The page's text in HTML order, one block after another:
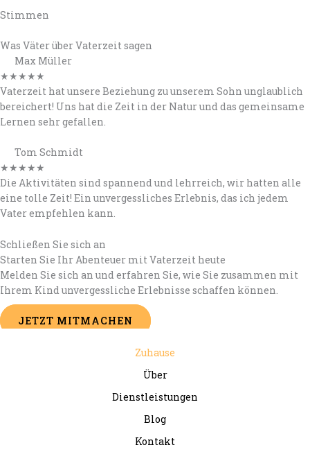
Stimmen
Was Väter über Vaterzeit sagen
Max Müller
★★★★★
Vaterzeit hat unsere Beziehung zu unserem Sohn unglaublich
bereichert! Uns hat die Zeit in der Natur und das gemeinsame
Lernen sehr gefallen.
Tom Schmidt
★★★★★
Die Aktivitäten sind spannend und lehrreich, wir hatten alle
eine tolle Zeit! Ein unvergessliches Erlebnis, das ich jedem
Vater empfehlen kann.
Schließen Sie sich an
Starten Sie Ihr Abenteuer mit Vaterzeit heute
Melden Sie sich an und erfahren Sie, wie Sie zusammen mit
Ihrem Kind unvergessliche Erlebnisse schaffen können.
JETZT MITMACHEN
Zuhause
Über
Dienstleistungen
Blog
Kontakt